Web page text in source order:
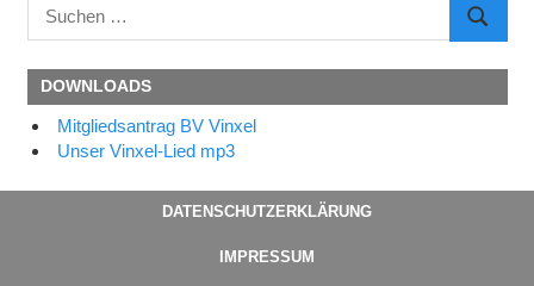
nach:
DOWNLOADS
Mitgliedsantrag BV Vinxel
Unser Vinxel-Lied mp3
DATENSCHUTZERKLÄRUNG
IMPRESSUM